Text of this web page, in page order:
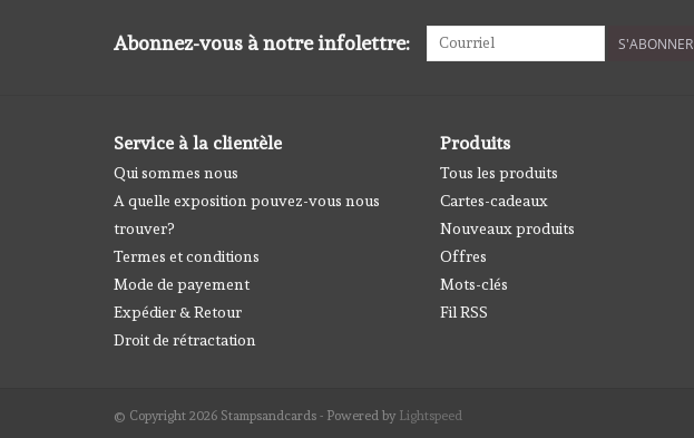
Abonnez-vous à notre infolettre: S'ABONNER
Service à la clientèle
Qui sommes nous
A quelle exposition pouvez-vous nous
trouver?
Termes et conditions
Mode de payement
Expédier & Retour
Droit de rétractation
Produits
Tous les produits
Cartes-cadeaux
Nouveaux produits
Offres
Mots-clés
Fil RSS
© Copyright 2026 Stampsandcards - Powered by Lightspeed